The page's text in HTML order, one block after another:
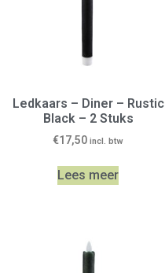
Ledkaars – Diner – Rustic
Black – 2 Stuks
€17,50 incl. btw
Lees meer